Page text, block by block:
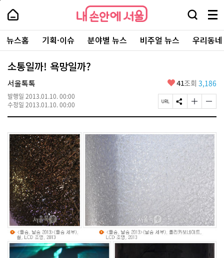
본
로
가
내
손
안
에
서
울
-
서
울
시
대
표
소
포
털
내
손
에
울
검
창
열
기
메
뉴
전
체
보
주
요
서
뉴스홈 기획·이슈 분야별 뉴스 비주얼 뉴스 우리동
소통일까! 욕망일까?
서울톡톡
발행일 2013.01.10. 00:00
수정일 2013.01.10. 00:00
좋
요
41조회 3,186
페
이
U
L
복
사
S
N
공
하
기
글
자
기
크
게
변
경
하
기
글
자
기
작
게
변
경
하
기
페
상
단
로